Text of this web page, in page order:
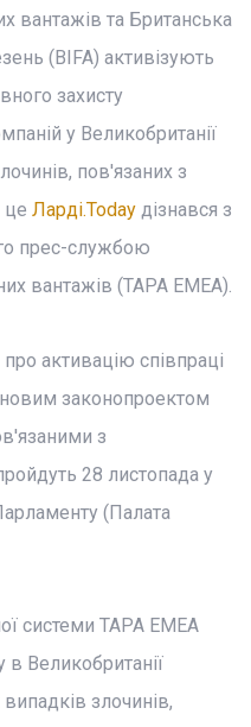
вантажів та Британська
(BIFA) активізують
захисту
у Великобританії
пов'язаних з
це Ларді.Today дізнався з
прес-службою
вантажів (TAPA EMEA).
активацію співпраці
законопроектом
з
28 листопада у
(Палата
системи TAPA EMEA
Великобританії
злочинів,